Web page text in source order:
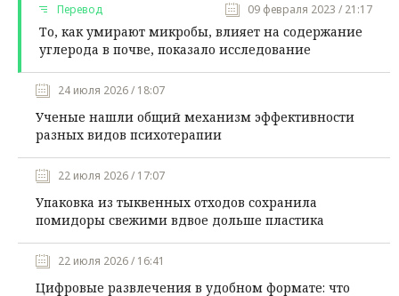
Перевод 09 февраля 2023 / 21:17
То, как умирают микробы, влияет на содержание
углерода в почве, показало исследование
24 июля 2026 / 18:07
Ученые нашли общий механизм эффективности
разных видов психотерапии
22 июля 2026 / 17:07
Упаковка из тыквенных отходов сохранила
помидоры свежими вдвое дольше пластика
22 июля 2026 / 16:41
Цифровые развлечения в удобном формате: что